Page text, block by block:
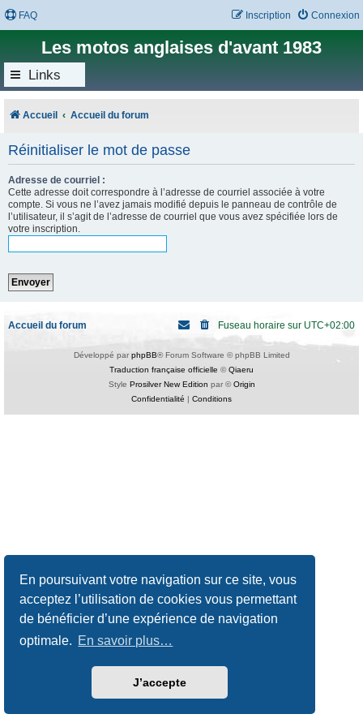
En poursuivant votre navigation sur ce site, vous
acceptez l’utilisation de cookies vous permettant
de bénéficier d’une expérience de navigation
optimale. En savoir plus…
J’accepte
FAQ Connexion
Inscription
Les motos anglaises d'avant 1983
Links
Accueil Accueil du forum
Réinitialiser le mot de passe
Adresse de courriel :
Cette adresse doit correspondre à l’adresse de courriel associée à votre
compte. Si vous ne l’avez jamais modifié depuis le panneau de contrôle de
l’utilisateur, il s’agit de l’adresse de courriel que vous avez spécifiée lors de
votre inscription.
Accueil du forum Fuseau horaire sur UTC+02:00
Développé par phpBB® Forum Software © phpBB Limited
Traduction française officielle ©Qiaeru
Style Prosilver New Edition par ©Origin
Confidentialité
Conditions